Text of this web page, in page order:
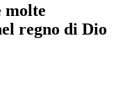
molte
regno di Dio